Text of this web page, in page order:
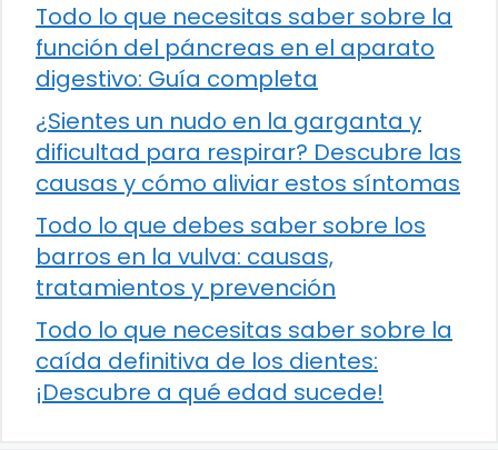
Todo lo que necesitas saber sobre la
función del páncreas en el aparato
digestivo: Guía completa
¿Sientes un nudo en la garganta y
dificultad para respirar? Descubre las
causas y cómo aliviar estos síntomas
Todo lo que debes saber sobre los
barros en la vulva: causas,
tratamientos y prevención
Todo lo que necesitas saber sobre la
caída definitiva de los dientes:
¡Descubre a qué edad sucede!